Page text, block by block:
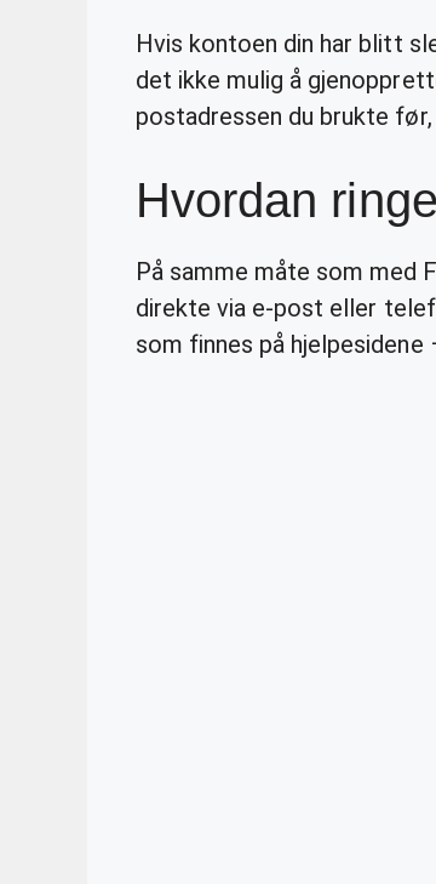
Hvis kontoen din har blitt
det ikke mulig å
postadressen du brukte før,
Hvordan
På samme måte som med
direkte via e-post eller
som finnes på